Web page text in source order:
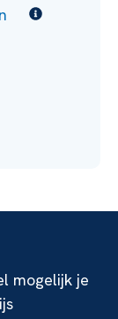
mogelijk je